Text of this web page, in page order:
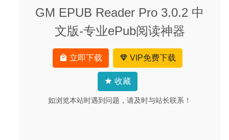
GM EPUB Reader Pro 3.0.2 中
文版-专业ePub阅读神器
立即下载 VIP免费下载
收藏
如浏览本站时遇到问题，请及时与站长联系！
iTerm2 3.4.0 beta7 – 最好的终端神器 2020-09-18
常专业的音频处理软件 2020-04-03
PullTube 1.3.9 中文版-非常好用的高颜值Youtube视频下载
Shredo 1.2.7 for Mac- 美观实用的文件粉碎机